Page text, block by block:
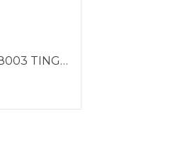
Edox Horloge 38003 TINGNOCAO GNO Chronorally Chronograph